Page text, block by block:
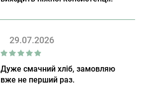
29.07.2026
Дуже смачний хліб, замовляю
вже не перший раз.